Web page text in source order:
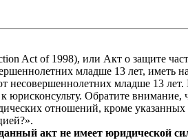
Act of 1998), или Акт о защите
младше 13 лет, иметь
несовершеннолетних младше 13
юрисконсульту. Обратите
отношений, кроме
акт не имеет юридической